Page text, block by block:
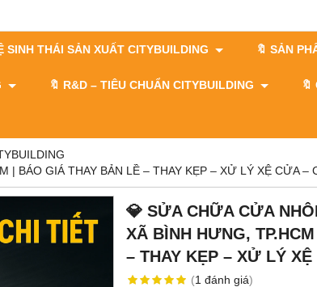
SINH THÁI SẢN XUẤT CITYBUILDING 🔖 SẢN
🔖​​​​​​​ R&D – TIÊU CHUẨN CITYBUILDING 🔖
BÁO GIÁ THAY BẢN LỀ – THAY KẸP – XỬ LÝ XỆ CỬA –
💎 SỬA CHỮA CỬA
XÃ BÌNH HƯNG,
– THAY KẸP – XỬ LÝ
(1 đánh giá)